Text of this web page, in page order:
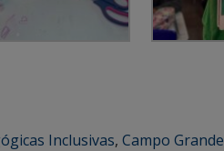
Inclusivas, Campo Grande